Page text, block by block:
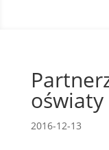
2016-12-13